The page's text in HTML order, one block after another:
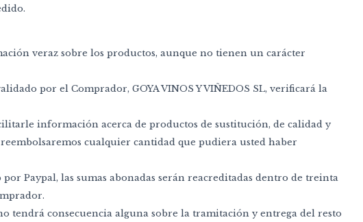
veraz sobre los productos, aunque no tienen un carácter
por el Comprador, GOYA VINOS Y VIÑEDOS SL, verificará la
información acerca de productos de sustitución, de calidad y
cualquier cantidad que pudiera usted haber
Paypal, las sumas abonadas serán reacreditadas dentro de treinta
tendrá consecuencia alguna sobre la tramitación y entrega del resto